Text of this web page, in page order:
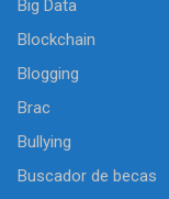
Big Data
Blockchain
Blogging
Brac
Bullying
Buscador de becas